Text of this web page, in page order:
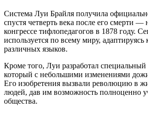
Система Луи Брайля получила
спустя четверть века после его смерти
конгрессе тифлопедагогов в 1878 году.
используется по всему миру,
различных языков.
Кроме того, Луи разработал
который с небольшими изменениями
Его изобретения вызвали революцию в
людей, дав им возможность полноценно
общества.